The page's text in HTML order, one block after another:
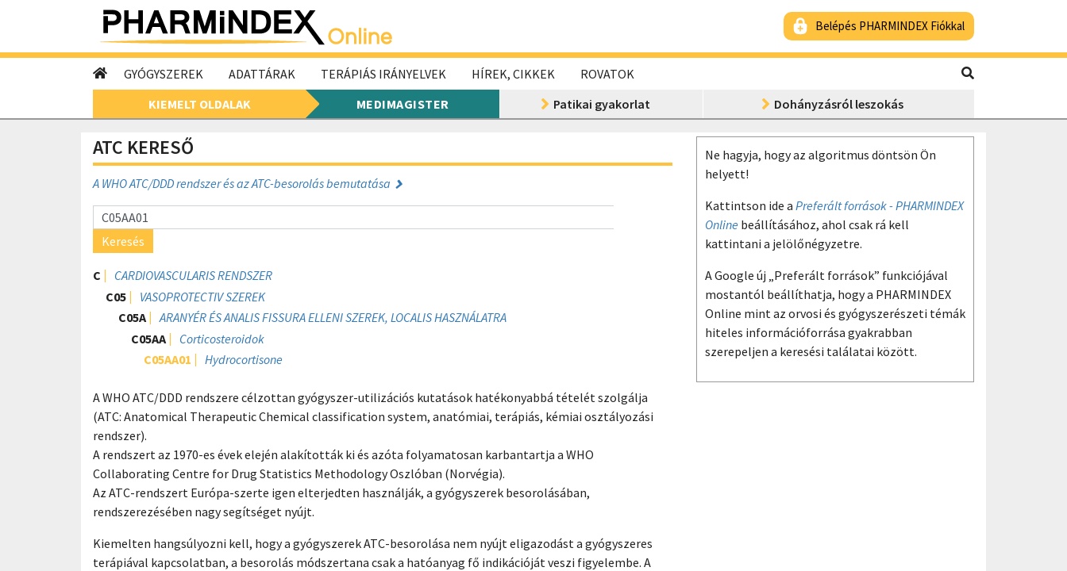
Belépés PHARMINDEX Fiókkal
GYÓGYSZEREK ADATTÁRAK TERÁPIÁS IRÁNYELVEK HÍREK, CIKKEK
ROVATOK
KIEMELT OLDALAK
MEDIMAGISTER Patikai gyakorlat Dohányzásról leszokás
ATC KERESŐ
A WHO ATC/DDD rendszer és az ATC-besorolás bemutatása
Keresés
C
CARDIOVASCULARIS RENDSZER
C05
VASOPROTECTIV SZEREK
C05A
ARANYÉR ÉS ANALIS FISSURA ELLENI SZEREK, LOCALIS HASZNÁLATRA
C05AA
Corticosteroidok
C05AA01
Hydrocortisone
A WHO ATC/DDD rendszere célzottan gyógyszer-utilizációs kutatások hatékonyabbá tételét szolgálja
(ATC: Anatomical Therapeutic Chemical classification system, anatómiai, terápiás, kémiai osztályozási
rendszer).
A rendszert az 1970-es évek elején alakították ki és azóta folyamatosan karbantartja a WHO
Collaborating Centre for Drug Statistics Methodology Oszlóban (Norvégia).
Az ATC-rendszert Európa-szerte igen elterjedten használják, a gyógyszerek besorolásában,
rendszerezésében nagy segítséget nyújt.
Kiemelten hangsúlyozni kell, hogy a gyógyszerek ATC-besorolása nem nyújt eligazodást a gyógyszeres
terápiával kapcsolatban, a besorolás módszertana csak a hatóanyag fő indikációját veszi figyelembe. A
Ne hagyja, hogy az algoritmus döntsön Ön
helyett!
Kattintson ide a Preferált források - PHARMINDEX
Online beállításához, ahol csak rá kell
kattintani a jelölőnégyzetre.
A Google új „Preferált források” funkciójával
mostantól beállíthatja, hogy a PHARMINDEX
Online mint az orvosi és gyógyszerészeti témák
hiteles információforrása gyakrabban
szerepeljen a keresési találatai között.